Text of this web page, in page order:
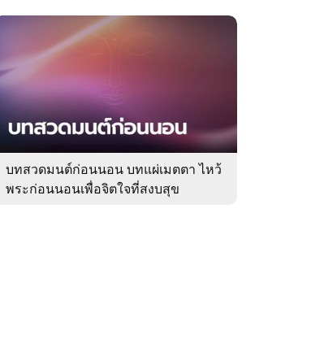
ใน
ง
วด
าม
บทสวดมนต์ก่อนนอน บทแผ่เมตตา ไหว้
พระก่อนนอนเพื่อจิตใจที่สงบสุข